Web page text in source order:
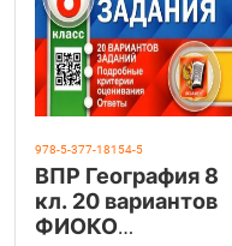
978-5-377-18154-5
ВПР География 8
кл. 20 вариантов
ФИОКО